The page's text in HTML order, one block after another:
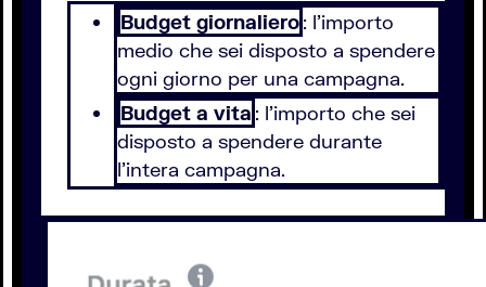
Budget giornaliero: l’importo
medio che sei disposto a spendere
ogni giorno per una campagna.
Budget a vita : l’importo che sei
disposto a spendere durante
l’intera campagna.